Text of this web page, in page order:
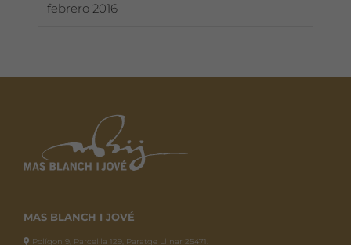
febrero 2016
MAS BLANCH I JOVÉ
Polígon 9, Parcel·la 129, Paratge Llinar 25471.